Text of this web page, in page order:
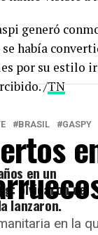
generó
había
por su estilo
/TN
BRASIL GASPY
en un
olvidaron de
lanzaron.
en la